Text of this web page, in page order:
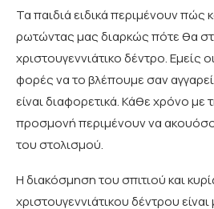
Τα παιδιά ειδικά περιμένουν πώς
ρωτώντας μας διαρκώς πότε θα
χριστουγεννιάτικο δέντρο. Εμείς
φορές να το βλέπουμε σαν
είναι διαφορετικά. Κάθε χρόνο με
προσμονή περιμένουν να
του στολισμού.
Η διακόσμηση του σπιτιού και
χριστουγεννιάτικου δέντρου